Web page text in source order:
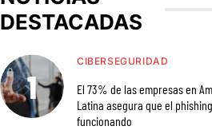
DESTACADAS
CIBERSEGURIDAD
El 73% de las empresas en
Latina asegura que el
funcionando